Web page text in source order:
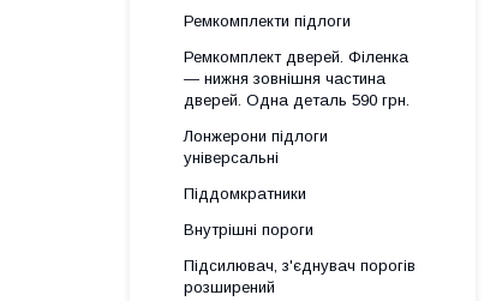
Ремкомплекти підлоги
Ремкомплект дверей. Філенка
— нижня зовнішня частина
дверей. Одна деталь 590 грн.
Лонжерони підлоги
універсальні
Піддомкратники
Внутрішні пороги
Підсилювач, з'єднувач порогів
розширений